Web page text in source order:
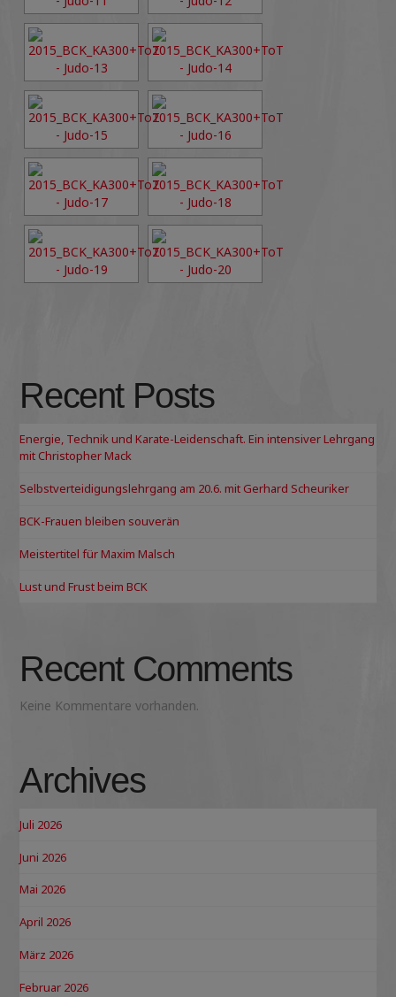
Recent Posts
Energie, Technik und Karate-Leidenschaft. Ein intensiver Lehrgang
mit Christopher Mack
Selbstverteidigungslehrgang am 20.6. mit Gerhard Scheuriker
BCK-Frauen bleiben souverän
Meistertitel für Maxim Malsch
Lust und Frust beim BCK
Recent Comments
Keine Kommentare vorhanden.
Archives
Juli 2026
Juni 2026
Mai 2026
April 2026
März 2026
Februar 2026